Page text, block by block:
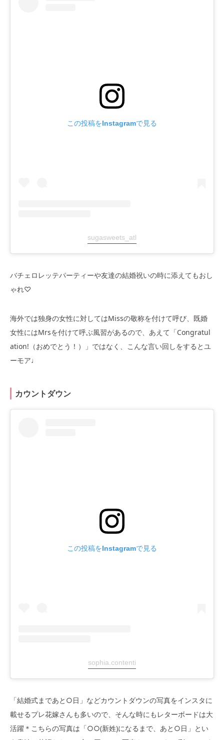
この投稿をInstagramで見る
sugasweets_atl
バチェロレッテパーティーや友達の結婚祝いの時に添えてもおし
ゃれ♡
海外では独身の女性に対してはMissの敬称を付けて呼び、既婚
女性にはMrsを付けて呼ぶ風習があるので、あえて「Congratul
ation!（おめでとう！）」ではなく、こんな言い回しをするとユ
ーモア♩
カウントダウン
この投稿をInstagramで見る
sophia.contenti
「結婚式まであと○日」などカウントダウンの写真をインスタに
載せるプレ花嫁さんも多いので、そんな時にもレターボードは大
活躍＊こちらの写真は「○○(新姓)になるまで、あと○日」とい